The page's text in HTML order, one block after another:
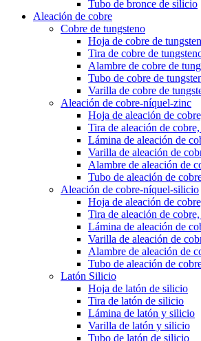
Tubo de bronce de silicio
Aleación de cobre
Cobre de tungsteno
Hoja de cobre de
Tira de cobre de
Alambre de cobre de
Tubo de cobre de
Varilla de cobre de
Aleación de cobre-níquel-zinc
Hoja de aleación de
Tira de aleación de
Lámina de aleación de
Varilla de aleación de
Alambre de aleación de
Tubo de aleación de
Aleación de cobre-níquel-silicio
Hoja de aleación de
Tira de aleación de
Lámina de aleación de
Varilla de aleación de
Alambre de aleación de
Tubo de aleación de
Latón Silicio
Hoja de latón de silicio
Tira de latón de silicio
Lámina de latón y silicio
Varilla de latón y silicio
Tubo de latón de silicio